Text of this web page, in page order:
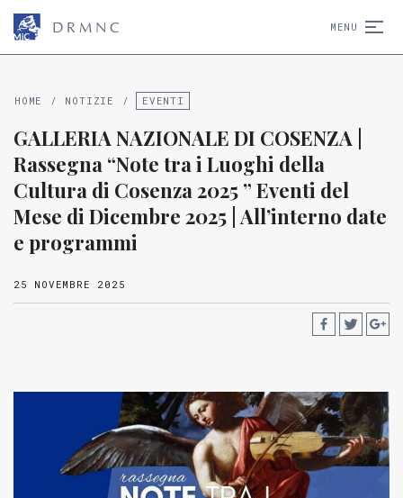
D R M N C MENU
HOME / NOTIZIE / EVENTI
GALLERIA NAZIONALE DI COSENZA |
Rassegna “Note tra i Luoghi della
Cultura di Cosenza 2025 ” Eventi del
Mese di Dicembre 2025 | All’interno date
e programmi
25 NOVEMBRE 2025